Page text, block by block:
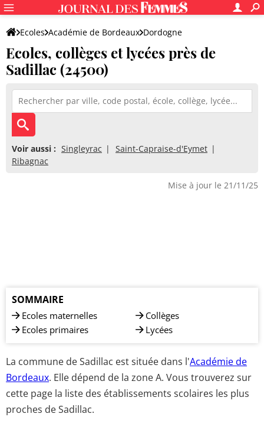
Ecoles Académie de Bordeaux Dordogne
Ecoles, collèges et lycées près de
Sadillac (24500)
Voir aussi : Singleyrac
Saint-Capraise-d'Eymet
Ribagnac
Mise à jour le 21/11/25
SOMMAIRE
Ecoles maternelles
Ecoles primaires
Collèges
Lycées
La commune de Sadillac est située dans l'Académie de
Bordeaux. Elle dépend de la zone A. Vous trouverez sur
cette page la liste des établissements scolaires les plus
proches de Sadillac.